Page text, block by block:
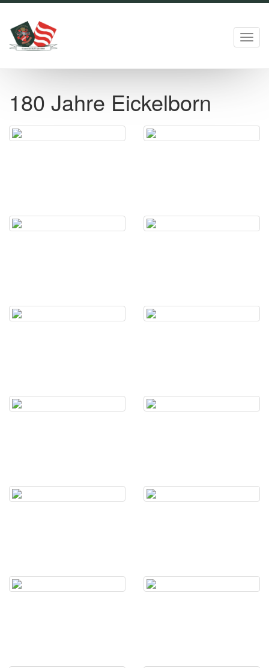
180 Jahre Eickelborn